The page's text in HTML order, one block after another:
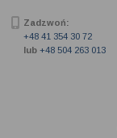
Zadzwoń:
+48 41 354 30 72
lub +48 504 263 013